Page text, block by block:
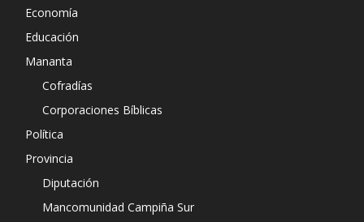
Economía
Educación
Mananta
Cofradías
Corporaciones Bíblicas
Política
Provincia
Diputación
Mancomunidad Campiña Sur